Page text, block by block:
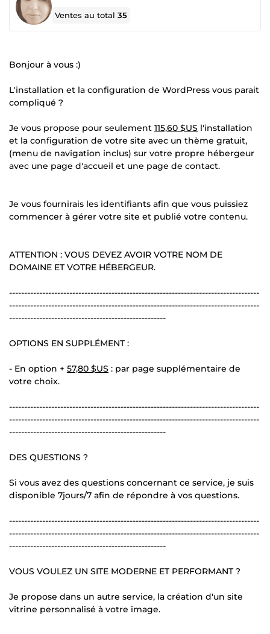
Ventes au total35
Bonjour à vous :)
L'installation et la configuration de WordPress vous parait
compliqué ?
Je vous propose pour seulement 115,60 $US l'installation
et la configuration de votre site avec un thème gratuit,
(menu de navigation inclus) sur votre propre hébergeur
avec une page d'accueil et une page de contact.
Je vous fournirais les identifiants afin que vous puissiez
commencer à gérer votre site et publié votre contenu.
ATTENTION : VOUS DEVEZ AVOIR VOTRE NOM DE
DOMAINE ET VOTRE HÉBERGEUR.
-----------------------------------------------------------------------------------
-----------------------------------------------------------------------------------
----------------------------------------------------
OPTIONS EN SUPPLÉMENT :
- En option + 57,80 $US : par page supplémentaire de
votre choix.
-----------------------------------------------------------------------------------
-----------------------------------------------------------------------------------
----------------------------------------------------
DES QUESTIONS ?
Si vous avez des questions concernant ce service, je suis
disponible 7jours/7 afin de répondre à vos questions.
-----------------------------------------------------------------------------------
-----------------------------------------------------------------------------------
----------------------------------------------------
VOUS VOULEZ UN SITE MODERNE ET PERFORMANT ?
Je propose dans un autre service, la création d'un site
vitrine personnalisé à votre image.